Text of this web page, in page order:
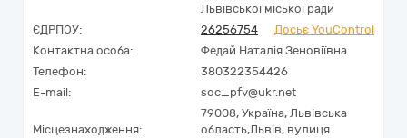
Львівської міської ради
ЄДРПОУ:
26256754
Досьє YouControl
Контактна особа:
Федай Наталія Зеновіївна
Телефон:
380322354426
E-mail:
soc_pfv@ukr.net
Місцезнаходження:
79008, Україна, Львівська
область,Львів, вулиця